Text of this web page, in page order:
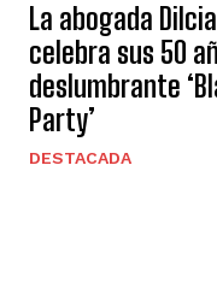
La abogada
celebra sus 50
deslumbrante
Party’
DESTACADA